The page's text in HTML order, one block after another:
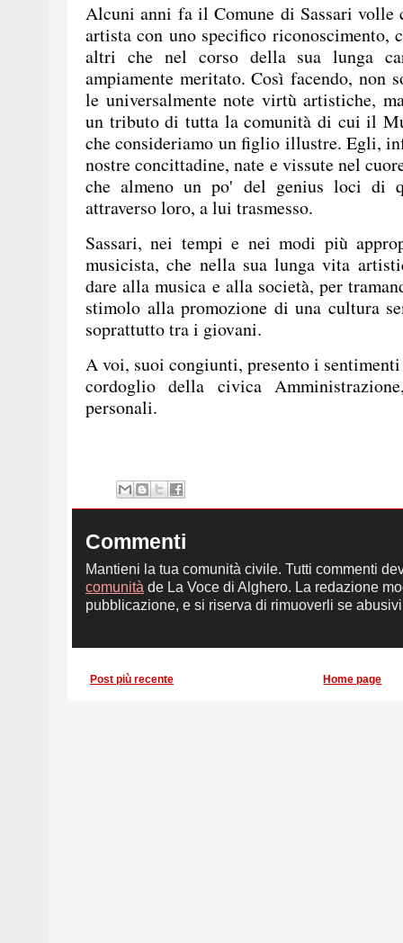
Alcuni anni fa il Comune di Sassari volle
artista con uno specifico riconoscimento,
altri che nel corso della sua lunga
ampiamente meritato. Così facendo, non
le universalmente note virtù artistiche,
un tributo di tutta la comunità di cui il
che consideriamo un figlio illustre. Egli,
nostre concittadine, nate e vissute nel
che almeno un po' del genius loci di
attraverso loro, a lui trasmesso.
Sassari, nei tempi e nei modi più
musicista, che nella sua lunga vita
dare alla musica e alla società, per
stimolo alla promozione di una cultura
soprattutto tra i giovani.
A voi, suoi congiunti, presento i
cordoglio della civica
personali.
Commenti
Mantieni la tua comunità civile. Tutti commenti
comunità de La Voce di Alghero. La redazione
pubblicazione, e si riserva di rimuoverli se
Post più recente Home page